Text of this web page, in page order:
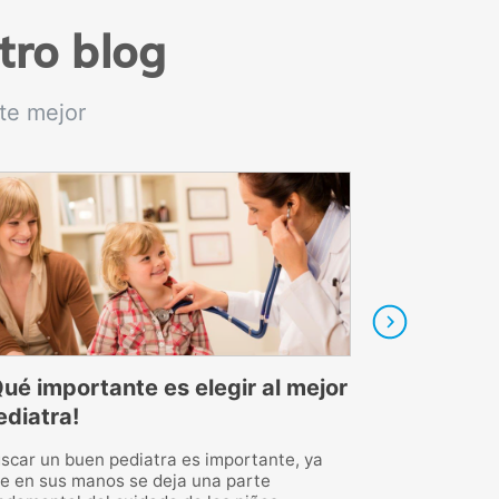
blog
mejor
importante es elegir al mejor
un buen pediatra es importante, ya
en sus manos se deja una parte